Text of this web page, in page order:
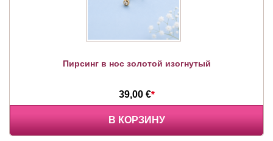
Пирсинг в нос золотой изогнутый
39,00 €*
В КОРЗИНУ